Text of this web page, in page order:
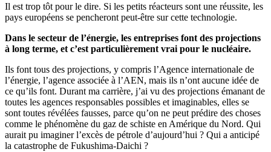
Il est trop tôt pour le dire. Si les petits réacteurs sont une réussite, les
pays européens se pencheront peut-être sur cette technologie.
Dans le secteur de l’énergie, les entreprises font des projections
à long terme, et c’est particulièrement vrai pour le nucléaire.
Ils font tous des projections, y compris l’Agence internationale de
l’énergie, l’agence associée à l’AEN, mais ils n’ont aucune idée de
ce qu’ils font. Durant ma carrière, j’ai vu des projections émanant de
toutes les agences responsables possibles et imaginables, elles se
sont toutes révélées fausses, parce qu’on ne peut prédire des choses
comme le phénomène du gaz de schiste en Amérique du Nord. Qui
aurait pu imaginer l’excès de pétrole d’aujourd’hui ? Qui a anticipé
la catastrophe de Fukushima-Daichi ?